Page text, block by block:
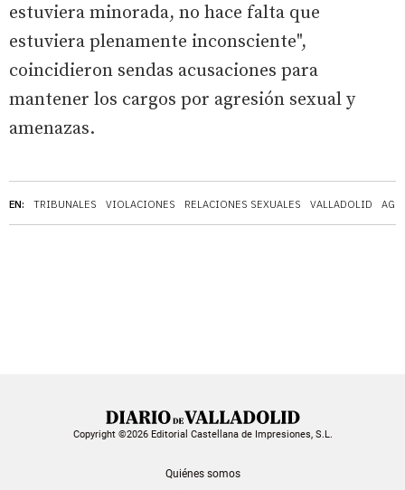
EN: TRIBUNALES VIOLACIONES RELACIONES SEXUALES VALLADOLID
estuviera minorada, no hace falta que
estuviera plenamente inconsciente",
coincidieron sendas acusaciones para
mantener los cargos por agresión sexual y
amenazas.
Copyright ©2026 Editorial Castellana de Impresiones, S.L.
Quiénes somos